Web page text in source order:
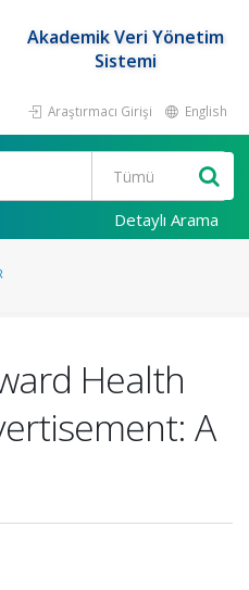
Akademik Veri Yönetim
Sistemi
Araştırmacı Girişi English
Detaylı Arama
Health
A